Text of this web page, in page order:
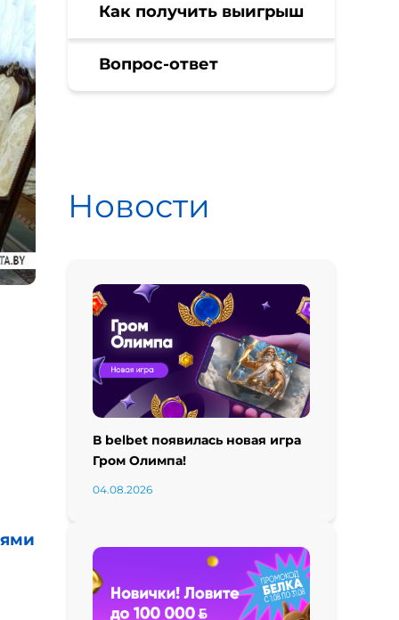
Как получить выигрыш
Вопрос-ответ
Новости
В belbet появилась новая игра
Гром Олимпа!
04.08.2026